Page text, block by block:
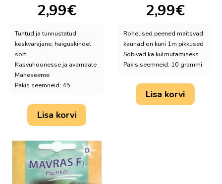
2,99€
Tuntud ja tunnustatud
keskvarajane, haiguskindel
sort
Kasvuhoonesse ja avamaale
Maheseeme
Pakis seemneid: 45
Lisa korvi
2,99€
Rohelised peened maitsvad
kaunad on kuni 1m pikkused
Sobivad ka külmutamiseks
Pakis seemneid: 10 grammi
Lisa korvi